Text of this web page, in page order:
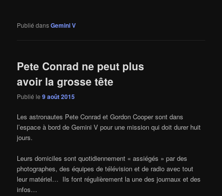
Publié dansGemini V
Pete Conrad ne peut plus
avoir la grosse tête
Publié le9 août 2015
Les astronautes Pete Conrad et Gordon Cooper sont dans
l’espace à bord de Gemini V pour une mission qui doit durer huit
jours.
Leurs domiciles sont quotidiennement « assiégés » par des
photographes, des équipes de télévision et de radio avec tout
leur matériel… Ils font régulièrement la une des journaux et des
infos…